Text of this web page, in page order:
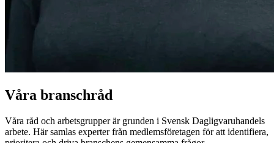
Våra branschråd
Våra råd och arbetsgrupper är grunden i Svensk Dagligvaruhandels
arbete. Här samlas experter från medlemsföretagen för att identifiera,